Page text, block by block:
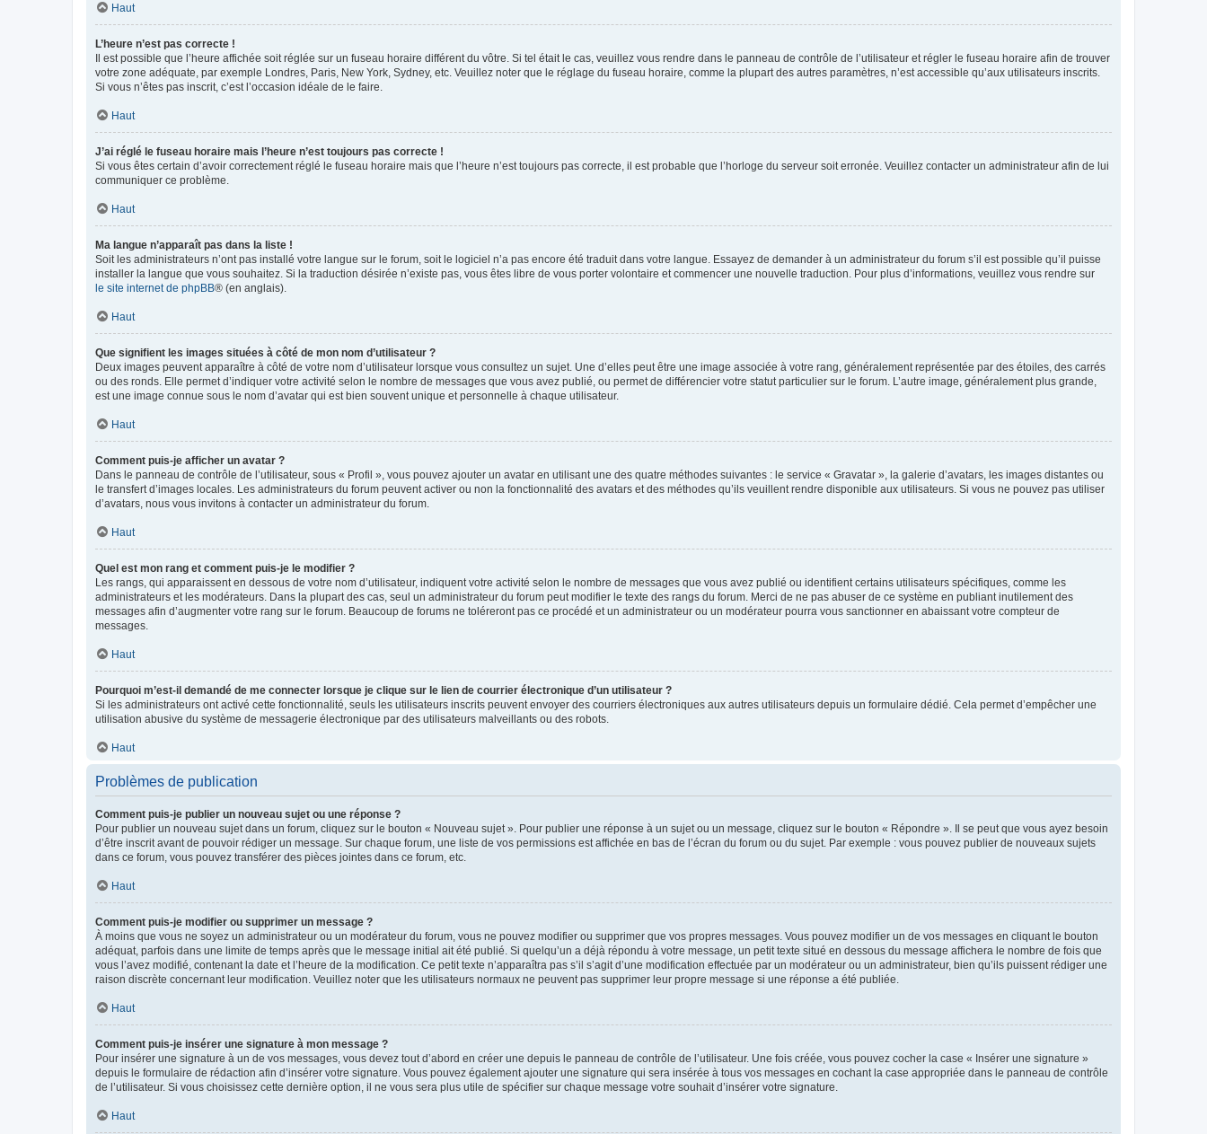
Haut
L’heure n’est pas correcte !
Il est possible que l’heure affichée soit réglée sur un fuseau horaire différent du vôtre. Si tel était le cas, veuillez vous rendre dans le panneau de contrôle de l’utilisateur et régler le fuseau horaire afin de trouver
votre zone adéquate, par exemple Londres, Paris, New York, Sydney, etc. Veuillez noter que le réglage du fuseau horaire, comme la plupart des autres paramètres, n’est accessible qu’aux utilisateurs inscrits.
Si vous n’êtes pas inscrit, c’est l’occasion idéale de le faire.
Haut
J’ai réglé le fuseau horaire mais l’heure n’est toujours pas correcte !
Si vous êtes certain d’avoir correctement réglé le fuseau horaire mais que l’heure n’est toujours pas correcte, il est probable que l’horloge du serveur soit erronée. Veuillez contacter un administrateur afin de lui
communiquer ce problème.
Haut
Ma langue n’apparaît pas dans la liste !
Soit les administrateurs n’ont pas installé votre langue sur le forum, soit le logiciel n’a pas encore été traduit dans votre langue. Essayez de demander à un administrateur du forum s’il est possible qu’il puisse
installer la langue que vous souhaitez. Si la traduction désirée n’existe pas, vous êtes libre de vous porter volontaire et commencer une nouvelle traduction. Pour plus d’informations, veuillez vous rendre sur
le site internet de phpBB® (en anglais).
Haut
Que signifient les images situées à côté de mon nom d’utilisateur ?
Deux images peuvent apparaître à côté de votre nom d’utilisateur lorsque vous consultez un sujet. Une d’elles peut être une image associée à votre rang, généralement représentée par des étoiles, des carrés
ou des ronds. Elle permet d’indiquer votre activité selon le nombre de messages que vous avez publié, ou permet de différencier votre statut particulier sur le forum. L’autre image, généralement plus grande,
est une image connue sous le nom d’avatar qui est bien souvent unique et personnelle à chaque utilisateur.
Haut
Comment puis-je afficher un avatar ?
Dans le panneau de contrôle de l’utilisateur, sous « Profil », vous pouvez ajouter un avatar en utilisant une des quatre méthodes suivantes : le service « Gravatar », la galerie d’avatars, les images distantes ou
le transfert d’images locales. Les administrateurs du forum peuvent activer ou non la fonctionnalité des avatars et des méthodes qu’ils veuillent rendre disponible aux utilisateurs. Si vous ne pouvez pas utiliser
d’avatars, nous vous invitons à contacter un administrateur du forum.
Haut
Quel est mon rang et comment puis-je le modifier ?
Les rangs, qui apparaissent en dessous de votre nom d’utilisateur, indiquent votre activité selon le nombre de messages que vous avez publié ou identifient certains utilisateurs spécifiques, comme les
administrateurs et les modérateurs. Dans la plupart des cas, seul un administrateur du forum peut modifier le texte des rangs du forum. Merci de ne pas abuser de ce système en publiant inutilement des
messages afin d’augmenter votre rang sur le forum. Beaucoup de forums ne toléreront pas ce procédé et un administrateur ou un modérateur pourra vous sanctionner en abaissant votre compteur de
messages.
Haut
Pourquoi m’est-il demandé de me connecter lorsque je clique sur le lien de courrier électronique d’un utilisateur ?
Si les administrateurs ont activé cette fonctionnalité, seuls les utilisateurs inscrits peuvent envoyer des courriers électroniques aux autres utilisateurs depuis un formulaire dédié. Cela permet d’empêcher une
utilisation abusive du système de messagerie électronique par des utilisateurs malveillants ou des robots.
Haut
Problèmes de publication
Comment puis-je publier un nouveau sujet ou une réponse ?
Pour publier un nouveau sujet dans un forum, cliquez sur le bouton « Nouveau sujet ». Pour publier une réponse à un sujet ou un message, cliquez sur le bouton « Répondre ». Il se peut que vous ayez besoin
d’être inscrit avant de pouvoir rédiger un message. Sur chaque forum, une liste de vos permissions est affichée en bas de l’écran du forum ou du sujet. Par exemple : vous pouvez publier de nouveaux sujets
dans ce forum, vous pouvez transférer des pièces jointes dans ce forum, etc.
Haut
Comment puis-je modifier ou supprimer un message ?
À moins que vous ne soyez un administrateur ou un modérateur du forum, vous ne pouvez modifier ou supprimer que vos propres messages. Vous pouvez modifier un de vos messages en cliquant le bouton
adéquat, parfois dans une limite de temps après que le message initial ait été publié. Si quelqu’un a déjà répondu à votre message, un petit texte situé en dessous du message affichera le nombre de fois que
vous l’avez modifié, contenant la date et l’heure de la modification. Ce petit texte n’apparaîtra pas s’il s’agit d’une modification effectuée par un modérateur ou un administrateur, bien qu’ils puissent rédiger une
raison discrète concernant leur modification. Veuillez noter que les utilisateurs normaux ne peuvent pas supprimer leur propre message si une réponse a été publiée.
Haut
Comment puis-je insérer une signature à mon message ?
Pour insérer une signature à un de vos messages, vous devez tout d’abord en créer une depuis le panneau de contrôle de l’utilisateur. Une fois créée, vous pouvez cocher la case « Insérer une signature »
depuis le formulaire de rédaction afin d’insérer votre signature. Vous pouvez également ajouter une signature qui sera insérée à tous vos messages en cochant la case appropriée dans le panneau de contrôle
de l’utilisateur. Si vous choisissez cette dernière option, il ne vous sera plus utile de spécifier sur chaque message votre souhait d’insérer votre signature.
Haut